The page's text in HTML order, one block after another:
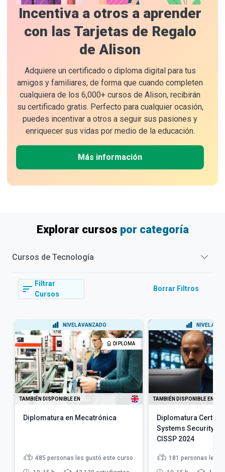
Incentiva a otros a aprender
con las Tarjetas de Regalo
de Alison
Adquiere un certificado o diploma digital para tus
amigos y familiares, de forma que cuando completen
cualquiera de los 6,000+ cursos de Alison, recibirán
su certificado gratis. Perfecto para cualquier ocasión,
puedes incentivar a otros a seguir sus pasiones y
enriquecer sus vidas por medio de la educación.
Más información
Explorar cursos por categoría
Cursos de Tecnología
Filtrar
Cursos
Borrar Filtros
NIVEL AVANZADO
DIPLOMA
TAMBIÉN DISPONIBLE EN
Diplomatura en Mecatrónica
485 personas les gustó este curso
NIVEL
TAMBIÉN DISPONIBLE EN
Diplomatura
Systems Security
CISSP 2024
181 personas les